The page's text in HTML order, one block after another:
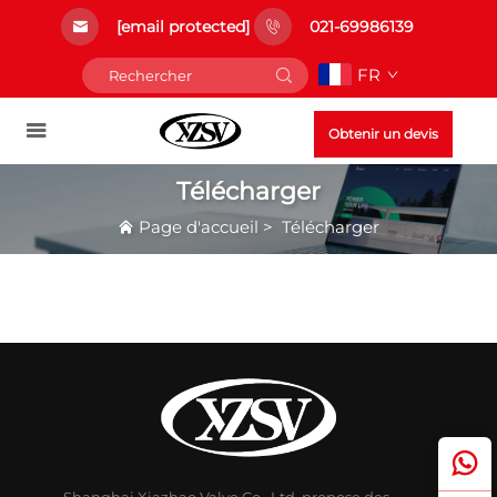
[email protected] 021-69986139
FR
Obtenir un devis
Télécharger
Page d'accueil > Télécharger